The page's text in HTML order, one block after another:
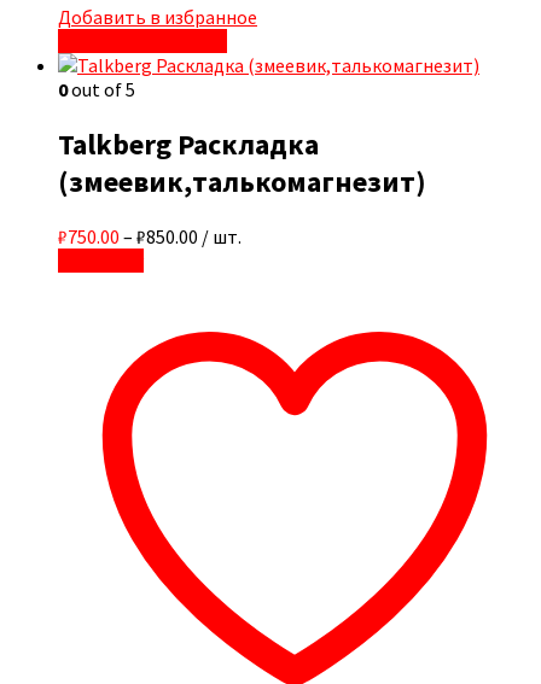
Добавить в избранное
0out of 5
Talkberg Раскладка
(змеевик,талькомагнезит)
₽750.00 – ₽850.00 / шт.